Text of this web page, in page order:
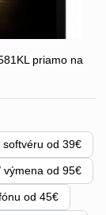
priamo na
softvéru od 39€
výmena od 95€
od 45€